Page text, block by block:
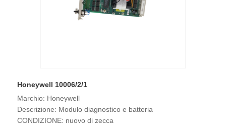
Honeywell 10006/2/1
Marchio: Honeywell
Descrizione: Modulo diagnostico e batteria
CONDIZIONE: nuovo di zecca